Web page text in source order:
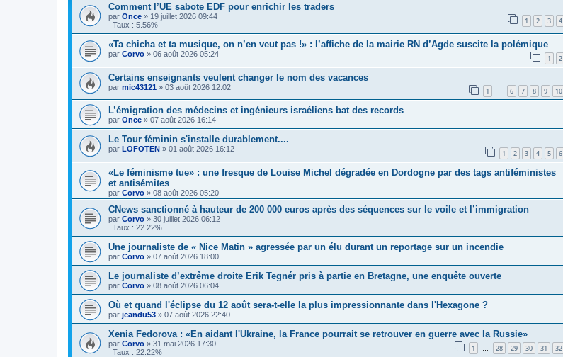
Comment l’UE sabote EDF pour enrichir les traders
par Once » 19 juillet 2026 09:44 1 2 3 4
Taux : 5.56%
«Ta chicha et ta musique, on n’en veut pas !» : l’affiche de la mairie RN d’Agde suscite la polémique
par Corvo » 06 août 2026 05:24 1 2
Certains enseignants veulent changer le nom des vacances
par mic43121 » 03 août 2026 12:02 1 6 7 8 9 10
L’émigration des médecins et ingénieurs israéliens bat des records
par Once » 07 août 2026 16:14
Le Tour féminin s'installe durablement....
par LOFOTEN » 01 août 2026 16:12 1 2 3 4 5 6
«Le féminisme tue» : une fresque de Louise Michel dégradée en Dordogne par des tags antiféministes
et antisémites
par Corvo » 08 août 2026 05:20
CNews sanctionné à hauteur de 200 000 euros après des séquences sur le voile et l’immigration
par Corvo » 30 juillet 2026 06:12
Taux : 22.22%
Une journaliste de « Nice Matin » agressée par un élu durant un reportage sur un incendie
par Corvo » 07 août 2026 18:00
Le journaliste d’extrême droite Erik Tegnér pris à partie en Bretagne, une enquête ouverte
par Corvo » 08 août 2026 06:04
Où et quand l'éclipse du 12 août sera-t-elle la plus impressionnante dans l'Hexagone ?
par jeandu53 » 07 août 2026 22:40
Xenia Fedorova : «En aidant l'Ukraine, la France pourrait se retrouver en guerre avec la Russie»
par Corvo » 31 mai 2026 17:30 1 … 28 29 30 31 32
Taux : 22.22%